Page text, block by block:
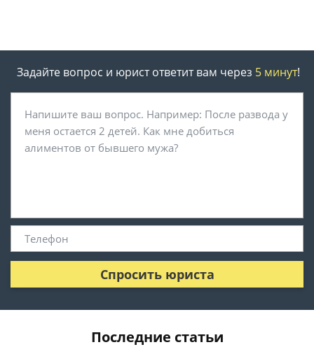
Задайте вопрос и юрист ответит вам через 5 минут!
Спросить юриста
Последние статьи